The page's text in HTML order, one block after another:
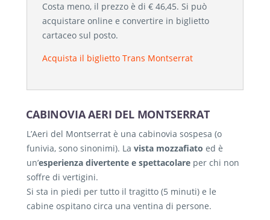
Costa meno, il prezzo è di € 46,45. Si può
acquistare online e convertire in biglietto
cartaceo sul posto.
Acquista il biglietto Trans Montserrat
CABINOVIA AERI DEL MONTSERRAT
L’Aeri del Montserrat è una cabinovia sospesa (o
funivia, sono sinonimi). La vista mozzafiato ed è
un’esperienza divertente e spettacolare per chi non
soffre di vertigini.
Si sta in piedi per tutto il tragitto (5 minuti) e le
cabine ospitano circa una ventina di persone.